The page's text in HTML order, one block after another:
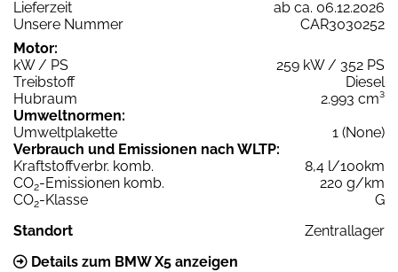
Lieferzeit
ab ca. 06.12.2026
Unsere Nummer
CAR3030252
Motor:
kW / PS
259 kW / 352 PS
Treibstoff
Diesel
Hubraum
2.993 cm³
Umweltnormen:
Umweltplakette
1 (None)
Verbrauch und Emissionen nach WLTP:
Kraftstoffverbr. komb.
8,4 l/100km
CO2-Emissionen komb.
220 g/km
CO2-Klasse
G
Standort
Zentrallager
Details zum BMW X5 anzeigen